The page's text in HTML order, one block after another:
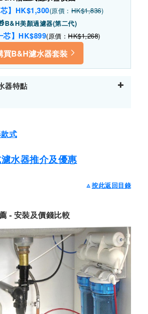
芯】HK$1,300(原價：HK$1,836)
B&H美顏過濾器(第二代)
芯】HK$899(原價：HK$1,268)
買B&H濾水器套裝
器特點
式
水器推介及優惠
🔼按此返回目錄
- 安裝及價錢比較